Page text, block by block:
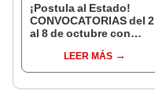
¡Postula al Estado!
CONVOCATORIAS del 2
al 8 de octubre con
S/9.000LEER MÁS